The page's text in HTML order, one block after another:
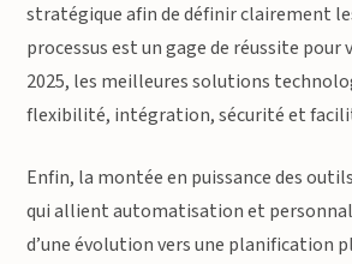
stratégique afin de définir clairement
processus est un gage de réussite pour
2025, les meilleures solutions
flexibilité, intégration, sécurité et
Enfin, la montée en puissance des
qui allient automatisation et
d’une évolution vers une planification